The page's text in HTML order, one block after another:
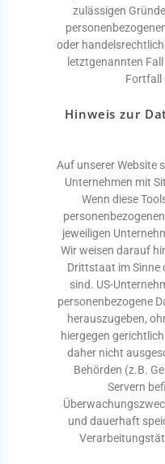
zulässigen
oder
letztgenannten
Fortfall
Hinweis zur
Auf unserer Website
Unternehmen mit
Wenn diese
jeweiligen
Wir weisen darauf
Drittstaat im Sinne
sind. US-
personenbezogene
herauszugeben,
hiergegen
daher nicht
Behörden (z.B.
Servern
und dauerhaft